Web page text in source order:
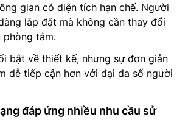
gian có diện tích hạn chế. Người
lắp đặt mà không cần thay đổi
phòng tắm.
bật về thiết kế, nhưng sự đơn giản
dễ tiếp cận hơn với đại đa số người
đáp ứng nhiều nhu cầu sử